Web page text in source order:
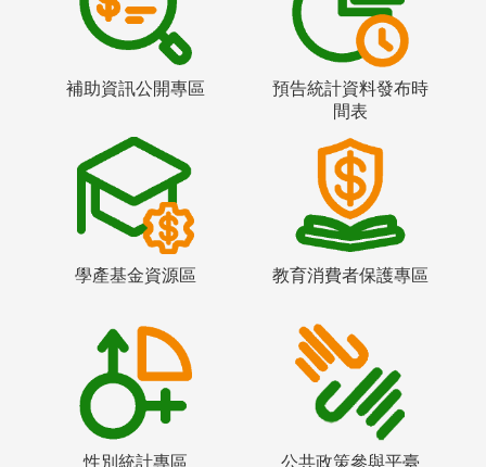
補助資訊公開專區
預告統計資料發布時
間表
學產基金資源區 教育消費者保護專區
性別統計專區 公共政策參與平臺